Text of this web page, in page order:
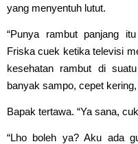
yang menyentuh lutut.
“Punya rambut panjang
Friska cuek ketika televisi
kesehatan rambut di
banyak sampo, cepet
Bapak tertawa. “Ya sana,
“Lho boleh ya? Aku ada